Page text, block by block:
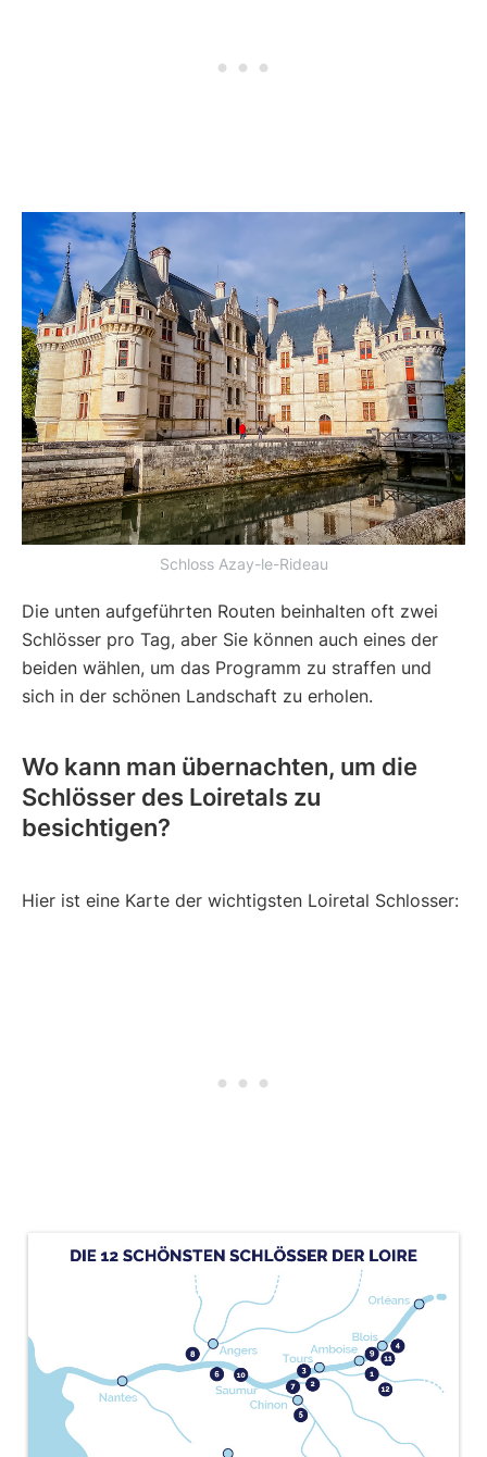
Schloss Azay-le-Rideau
Die unten aufgeführten Routen beinhalten oft zwei
Schlösser pro Tag, aber Sie können auch eines der
beiden wählen, um das Programm zu straffen und
sich in der schönen Landschaft zu erholen.
Wo kann man übernachten, um die
Schlösser des Loiretals zu
besichtigen?
Hier ist eine Karte der wichtigsten Loiretal Schlosser: